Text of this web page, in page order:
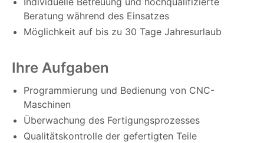
Beratung während des Einsatzes
Möglichkeit auf bis zu 30 Tage Jahresurlaub
Ihre Aufgaben
Programmierung und Bedienung von CNC-
Maschinen
Überwachung des Fertigungsprozesses
Qualitätskontrolle der gefertigten Teile